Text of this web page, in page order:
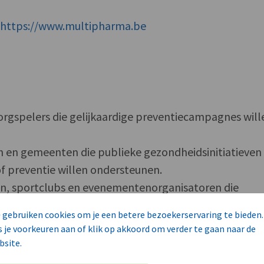
gebruiken cookies om je een betere bezoekerservaring te bieden.
je voorkeuren aan of klik op akkoord om verder te gaan naar de
https://www.multipharma.be
die gelijkaardige preventiecampagnes
en gemeenten die publieke gezondheidsinitiatieven
preventie willen ondersteunen.
sportclubs en evenementenorganisatoren die
willen maken voor bezoekers.
die op warme dagen of bij buitenwerk extra willen
die laagdrempelige sensibiliseringsacties